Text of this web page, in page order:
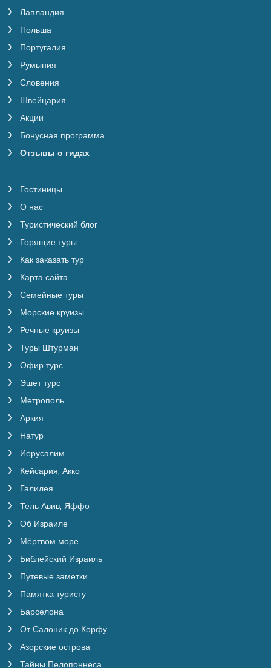
Лапландия
Польша
Португалия
Румыния
Словения
Швейцария
Акции
Бонусная программа
Отзывы о гидах
Гостиницы
О нас
Туристический блог
Горящие туры
Как заказать тур
Карта сайта
Семейные туры
Морские круизы
Речные круизы
Туры Штурман
Офир турс
Эшет турс
Метрополь
Аркия
Натур
Иерусалим
Кейсария, Акко
Галилея
Тель Авив, Яффо
Об Израиле
Мёртвом море
Библейский Израиль
Путевые заметки
Памятка туристу
Барселона
От Салоник до Корфу
Азорские острова
Тайны Пелопоннеса